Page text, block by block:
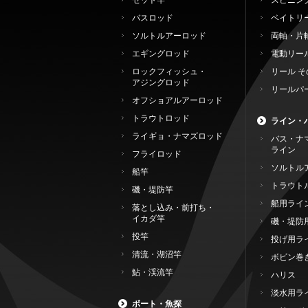
バスロッド
ソルトルアーロッド
エギングロッド
ロックフィッシュ・
アジングロッド
オフショアルアーロッド
トラウトロッド
ライギョ・ナマズロッド
フライロッド
船竿
磯・堤防竿
落とし込み・前打ち・
イカダ竿
投竿
清流・湖沼竿
鮎・渓流竿
ボート・魚探
ベイトリ
両軸・片
電動リー
リール
リールパ
ライン・
バス・ナ
ライン
ソルトル
トラウト
船用ライ
磯・堤防
投げ用ラ
ボビン巻
ハリス
淡水用ラ